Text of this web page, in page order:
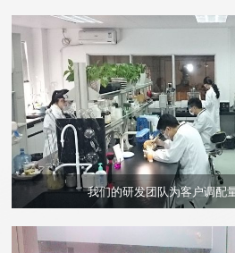
我们的研发团队为客户调配